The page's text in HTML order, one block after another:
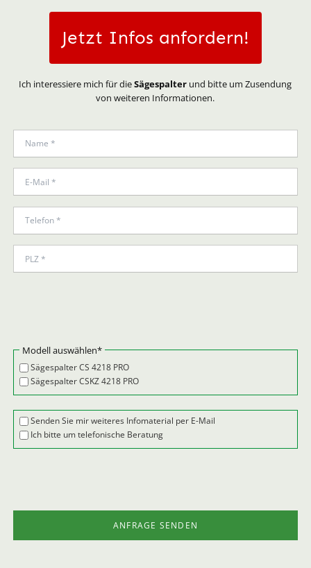
Jetzt Infos anfordern!
Ich interessiere mich für dieSägespalter und bitte um Zusendung
von weiteren Informationen.
Pflichtfeld
Modell auswählen*
Sägespalter CS 4218 PRO
Sägespalter CSKZ 4218 PRO
Senden Sie mir weiteres Infomaterial per E-Mail
Ich bitte um telefonische Beratung
ANFRAGE SENDEN